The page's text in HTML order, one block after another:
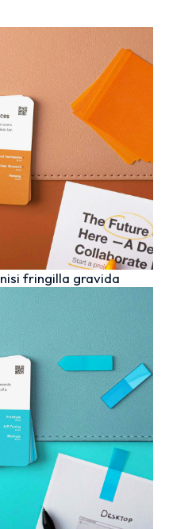
fringilla gravida